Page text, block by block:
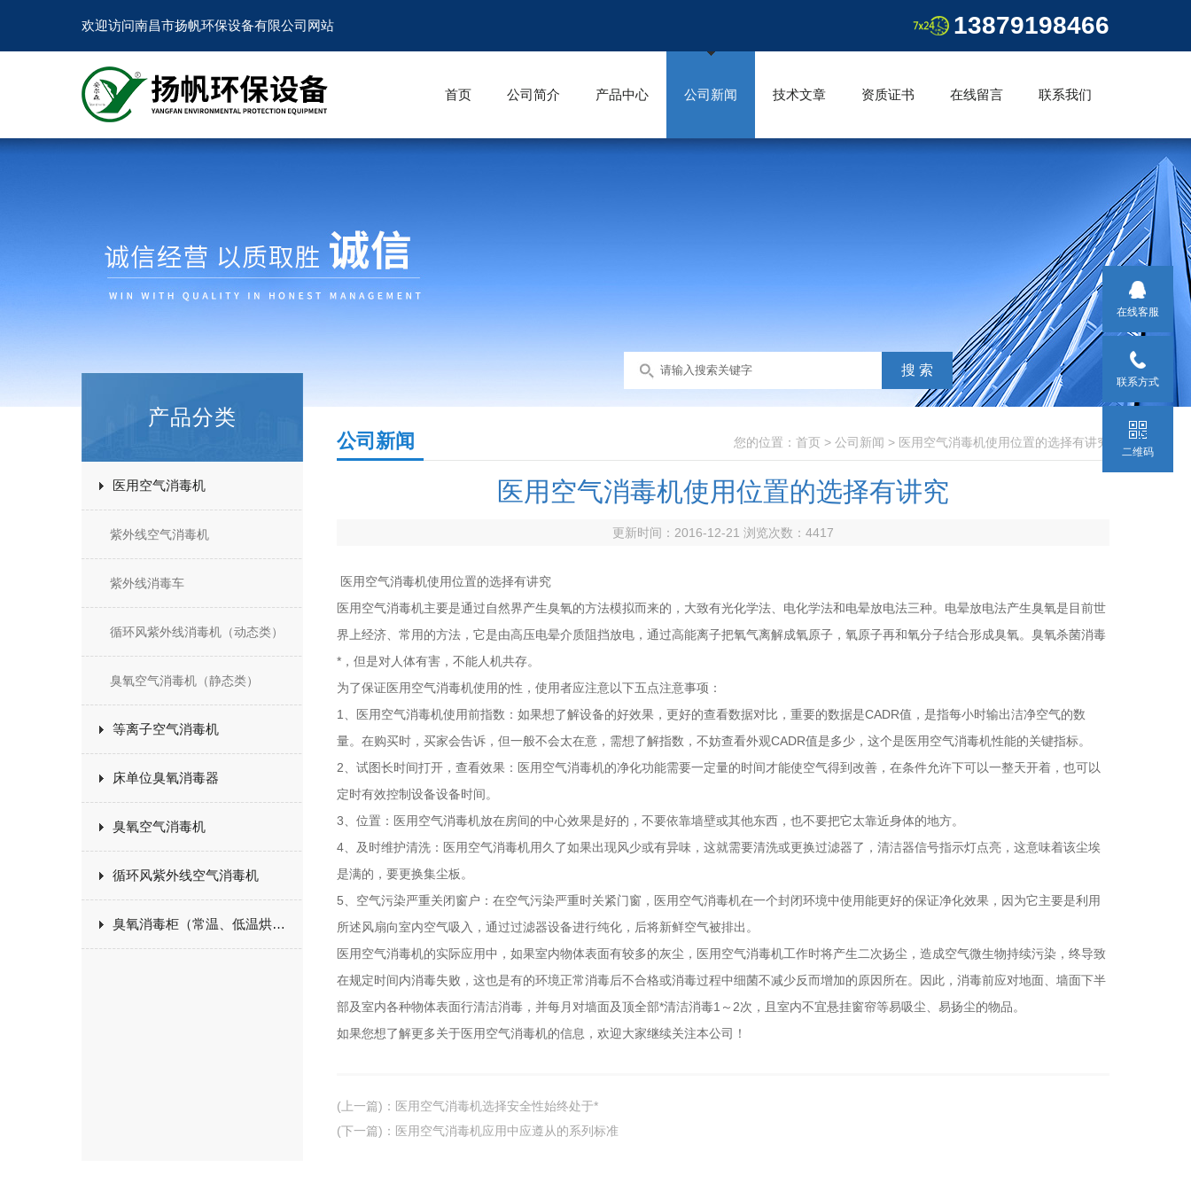
欢迎访问南昌市扬帆环保设备有限公司网站 13879198466
首页 公司简介 产品中心 公司新闻 技术文章 资质证书 在线留言 联系我们
产品分类
医用空气消毒机
紫外线空气消毒机
紫外线消毒车
循环风紫外线消毒机（动态类）
臭氧空气消毒机（静态类）
等离子空气消毒机
床单位臭氧消毒器
臭氧空气消毒机
循环风紫外线空气消毒机
臭氧消毒柜（常温、低温烘干）
您的位置： 首页 > 公司新闻 > 医用空气消毒机使用位置的选择有讲究
公司新闻
医用空气消毒机使用位置的选择有讲究
更新时间：2016-12-21 浏览次数： 4417
医用空气消毒机使用位置的选择有讲究
医用空气消毒机主要是通过自然界产生臭氧的方法模拟而来的，大致有光化学法、电化学法和电晕放电法三种。电晕放电法产生臭氧是目前世
界上经济、常用的方法，它是由高压电晕介质阻挡放电，通过高能离子把氧气离解成氧原子，氧原子再和氧分子结合形成臭氧。臭氧杀菌消毒
*，但是对人体有害，不能人机共存。
为了保证医用空气消毒机使用的性，使用者应注意以下五点注意事项：
1、医用空气消毒机使用前指数：如果想了解设备的好效果，更好的查看数据对比，重要的数据是CADR值，是指每小时输出洁净空气的数
量。在购买时，买家会告诉，但一般不会太在意，需想了解指数，不妨查看外观CADR值是多少，这个是医用空气消毒机性能的关键指标。
2、试图长时间打开，查看效果：医用空气消毒机的净化功能需要一定量的时间才能使空气得到改善，在条件允许下可以一整天开着，也可以
定时有效控制设备设备时间。
3、位置：医用空气消毒机放在房间的中心效果是好的，不要依靠墙壁或其他东西，也不要把它太靠近身体的地方。
4、及时维护清洗：医用空气消毒机用久了如果出现风少或有异味，这就需要清洗或更换过滤器了，清洁器信号指示灯点亮，这意味着该尘埃
是满的，要更换集尘板。
5、空气污染严重关闭窗户：在空气污染严重时关紧门窗，医用空气消毒机在一个封闭环境中使用能更好的保证净化效果，因为它主要是利用
所述风扇向室内空气吸入，通过过滤器设备进行纯化，后将新鲜空气被排出。
医用空气消毒机的实际应用中，如果室内物体表面有较多的灰尘，医用空气消毒机工作时将产生二次扬尘，造成空气微生物持续污染，终导致
在规定时间内消毒失败，这也是有的环境正常消毒后不合格或消毒过程中细菌不减少反而增加的原因所在。因此，消毒前应对地面、墙面下半
部及室内各种物体表面行清洁消毒，并每月对墙面及顶全部*清洁消毒1～2次，且室内不宜悬挂窗帘等易吸尘、易扬尘的物品。
如果您想了解更多关于医用空气消毒机的信息，欢迎大家继续关注本公司！
(上一篇) ： 医用空气消毒机选择安全性始终处于*
(下一篇) ： 医用空气消毒机应用中应遵从的系列标准
在线客服
联系方式
二维码